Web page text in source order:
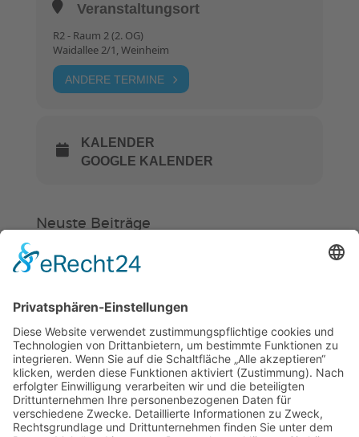
Veranstaltungsort
R2 - Raum 2 (2. OG)
Waidallee 2/1, Weinheim
ANDERE TERMINE
KALENDER
GOOGLE KALENDER
Neuste Beiträge
Verein
ab 13 Uhr geschlossen
„Am Ende bekommt jeder ein
Schwimmabzeichen“